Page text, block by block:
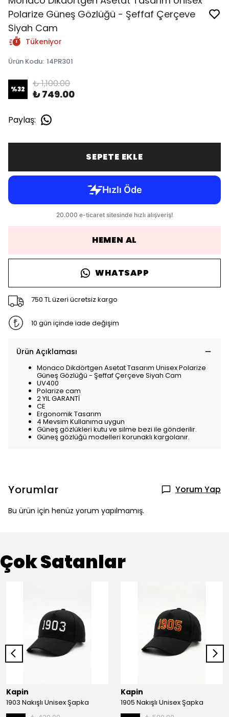
Polarize Güneş Gözlüğü - Şeffaf Çerçeve
Siyah Cam
Tükeniyor
Ürün Kodu: 14PR301
%32 ₺ 1,100.00
₺ 749.00
Paylaş:
SEPETE EKLE
HEMEN AL
WHATSAPP
750 TL üzeri ücretsiz kargo
10 gün içinde iade değişim
Ürün Açıklaması
Monaco Dikdörtgen Asetat Tasarım Unisex Polarize
Güneş Gözlüğü - Şeffaf Çerçeve Siyah Cam
UV400
Polarize cam
2 YIL GARANTİ
CE
Ergonomik Tasarım
4 Mevsim Kullanıma uygun
Güneş gözlükleri kutu ve silme bezi ile gönderilir.
Güneş gözlüğü modelleri korunaklı kargolanır.
Yorumlar Yorum Yap
Bu ürün için henüz yorum yapılmamış.
Çok Satanlar
Kapin
1903 Nakışlı Unisex Şapka
Kapin
1905 Nakışlı Unisex Şapka